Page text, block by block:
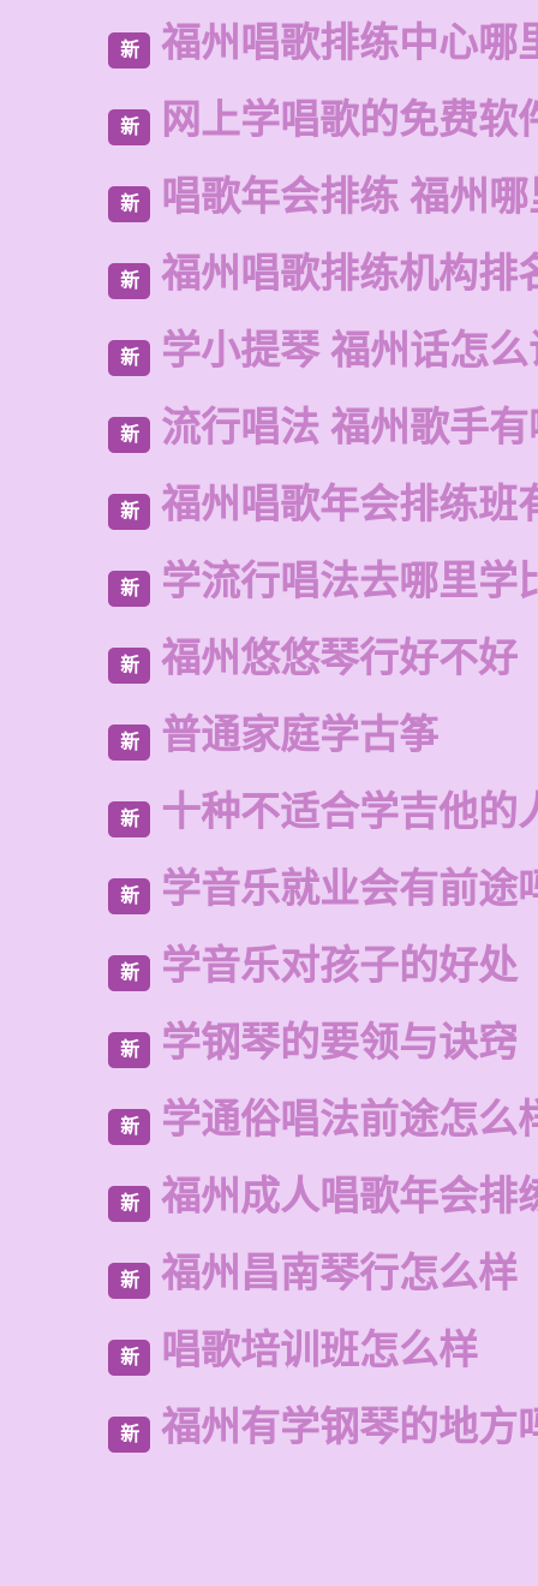
新 福州唱歌排练中心哪
新 网上学唱歌的免费软
新 唱歌年会排练 福州
新 福州唱歌排练机构排
新 学小提琴 福州话怎
新 流行唱法 福州歌手
新 福州唱歌年会排练班
新 学流行唱法去哪里学
新 福州悠悠琴行好不好
新 普通家庭学古筝
新 十种不适合学吉他的
新 学音乐就业会有前途
新 学音乐对孩子的好处
新 学钢琴的要领与诀窍
新 学通俗唱法前途怎么
新 福州成人唱歌年会排
新 福州昌南琴行怎么样
新 唱歌培训班怎么样
新 福州有学钢琴的地方